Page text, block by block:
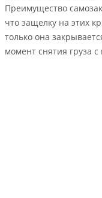
Преимущество
что защелку на этих
только она
момент снятия груза с